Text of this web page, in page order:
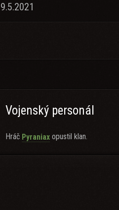
Vojenský personál
Hráč Pyraniax opustil klan.